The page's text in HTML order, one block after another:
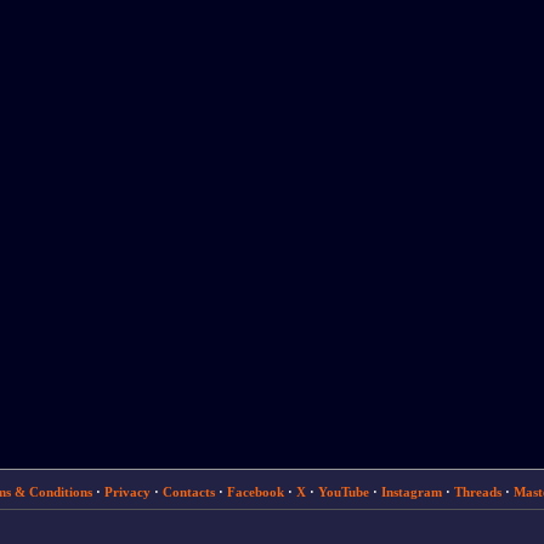
& Conditions· Privacy· Contacts· Facebook· X· YouTube· Instagram· Threads·